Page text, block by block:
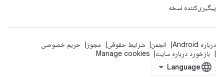
پیگیری‌کننده نسخه
درباره Android انجمن شرایط حقوقی مجوز
حریم خصوصی
بازخورد درباره سایت
Manage cookies